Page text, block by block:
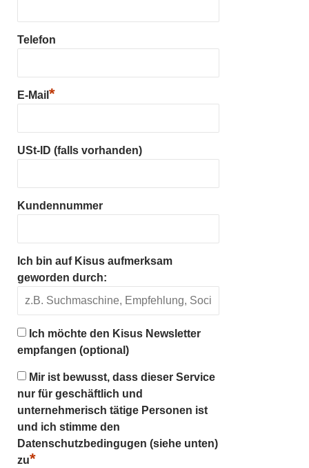
Telefon
E-Mail *
USt-ID (falls vorhanden)
Kundennummer
Ich bin auf Kisus aufmerksam
geworden durch:
Ich möchte den Kisus Newsletter
empfangen (optional)
Mir ist bewusst, dass dieser Service
nur für geschäftlich und
unternehmerisch tätige Personen ist
und ich stimme den
Datenschutzbedingugen (siehe unten)
zu*